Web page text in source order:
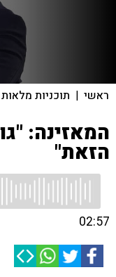
ראשי | תוכניות מלאות
המאזינה:
הזאת"
02:57